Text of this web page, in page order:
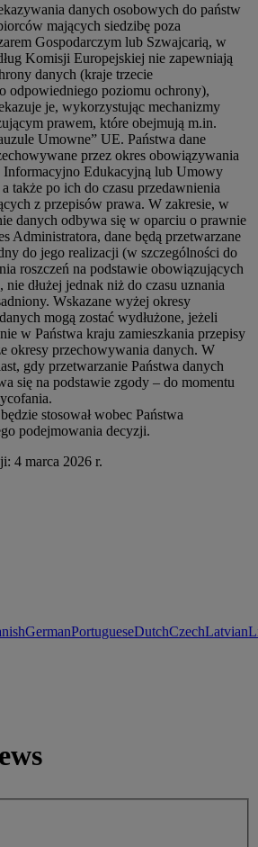
danych osobowych do państw
mających siedzibę poza
Gospodarczym lub Szwajcarią, w
Komisji Europejskiej nie zapewniają
danych (kraje trzecie
odpowiedniego poziomu ochrony),
je, wykorzystując mechanizmy
prawem, które obejmują m.in.
Umowne” UE. Państwa dane
przez okres obowiązywania
Informacyjno Edukacyjną lub Umowy
także po ich do czasu przedawnienia
z przepisów prawa. W zakresie, w
danych odbywa się w oparciu o prawnie
Administratora, dane będą przetwarzane
do jego realizacji (w szczególności do
roszczeń na podstawie obowiązujących
dłużej jednak niż do czasu uznania
Wskazane wyżej okresy
mogą zostać wydłużone, jeżeli
w Państwa kraju zamieszkania przepisy
okresy przechowywania danych. W
gdy przetwarzanie Państwa danych
się na podstawie zgody – do momentu
stosował wobec Państwa
podejmowania decyzji.
4 marca 2026 r.
GermanPortugueseDutchCzechLatvian